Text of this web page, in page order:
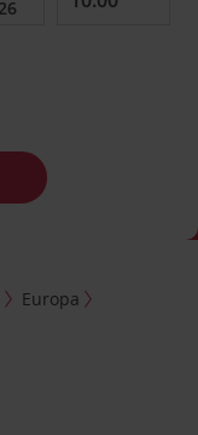
Europa